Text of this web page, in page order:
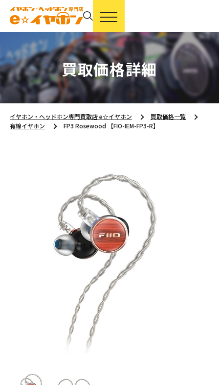
買取価格詳細
イヤホン・ヘッドホン専門買取店 e☆イヤホン
買取価格一覧
有線イヤホン
FP3 Rosewood 【FIO-IEM-FP3-R】